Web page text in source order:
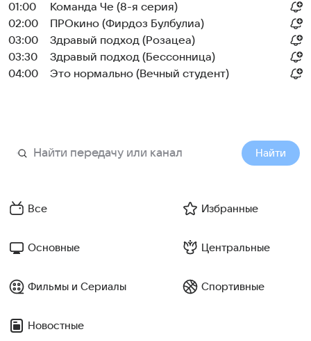
01:00
Команда Че (8-я серия)
02:00
ПРОкино (Фирдоз Булбулиа)
03:00
Здравый подход (Розацеа)
03:30
Здравый подход (Бессонница)
04:00
Это нормально (Вечный студент)
Найти
Все Избранные
Основные Центральные
Фильмы и Сериалы Спортивные
Новостные